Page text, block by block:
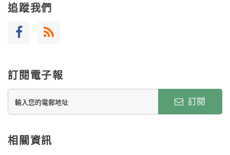
追蹤我們
訂閱電子報
訂閱
相關資訊